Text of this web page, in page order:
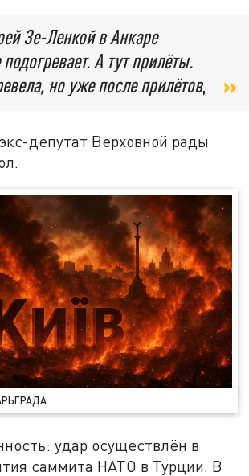
Зе-Ленкой в Анкаре
А тут прилёты.
но уже после прилётов,
депутат Верховной рады
удар осуществлён в
саммита НАТО в Турции. В